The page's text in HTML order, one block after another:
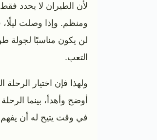
لأن الطيران لا يحدد
ومنظم. وإذا وصلت ليلًا،
لن يكون مناسبًا لجولة
التعب.
ولهذا فإن اختيار
أوضح وأهدأ، بينما
في وقت يتيح له أن يفهم